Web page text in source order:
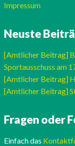
Impressum
Neuste
[Amtlicher Beitrag]
Sportausschuss am
[Amtlicher Beitrag]
[Amtlicher Beitrag]
Fragen oder
Einfach das